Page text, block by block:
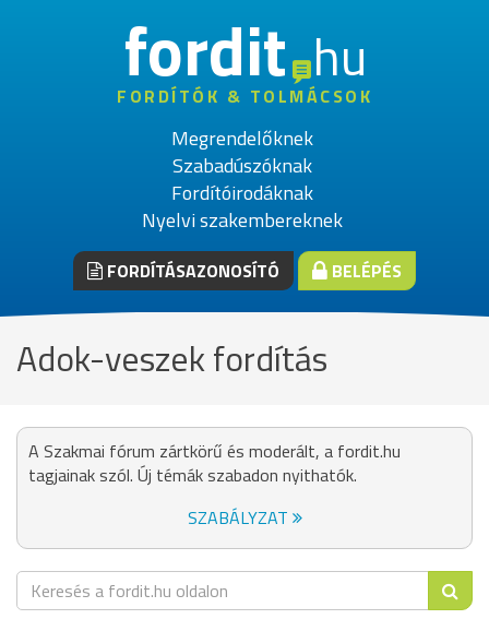
fordithu
FORDÍTÓK & TOLMÁCSOK
Megrendelőknek
Szabadúszóknak
Fordítóirodáknak
Nyelvi szakembereknek
FORDÍTÁSAZONOSÍTÓ BELÉPÉS
Adok-veszek fordítás
A Szakmai fórum zártkörű és moderált, a fordit.hu
tagjainak szól. Új témák szabadon nyithatók.
SZABÁLYZAT